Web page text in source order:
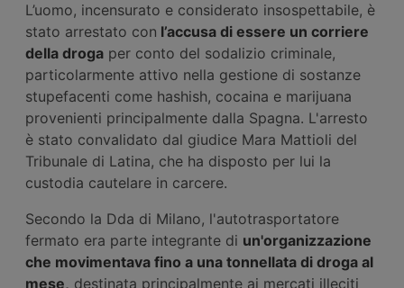
L’uomo, incensurato e considerato insospettabile, è
stato arrestato con l’accusa di essere un corriere
della droga per conto del sodalizio criminale,
particolarmente attivo nella gestione di sostanze
stupefacenti come hashish, cocaina e marijuana
provenienti principalmente dalla Spagna. L'arresto
è stato convalidato dal giudice Mara Mattioli del
Tribunale di Latina, che ha disposto per lui la
custodia cautelare in carcere.
Secondo la Dda di Milano, l'autotrasportatore
fermato era parte integrante di un'organizzazione
che movimentava fino a una tonnellata di droga al
mese, destinata principalmente ai mercati illeciti